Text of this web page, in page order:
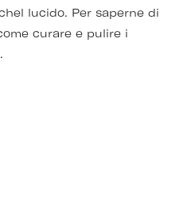
lucido. Per saperne di
curare e pulire i